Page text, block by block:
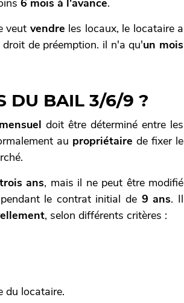
6 mois à l'avance.
veut vendre les locaux, le locataire a
de préemption. il n'a qu'un mois
DU BAIL 3/6/9 ?
doit être déterminé entre les
au propriétaire de fixer le
trois ans, mais il ne peut être modifié
pendant le contrat initial de 9 ans. Il
, selon différents critères :
du locataire.